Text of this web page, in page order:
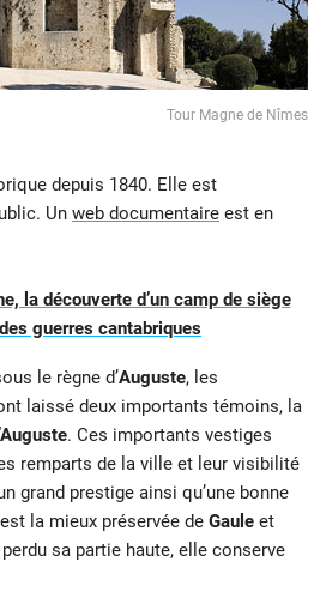
Tour Magne de Nîmes
depuis 1840. Elle est
Un web documentaire est en
la découverte d’un camp de siège
guerres cantabriques
le règne d’Auguste, les
laissé deux importants témoins, la
. Ces importants vestiges
remparts de la ville et leur visibilité
grand prestige ainsi qu’une bonne
est la mieux préservée de Gaule et
sa partie haute, elle conserve